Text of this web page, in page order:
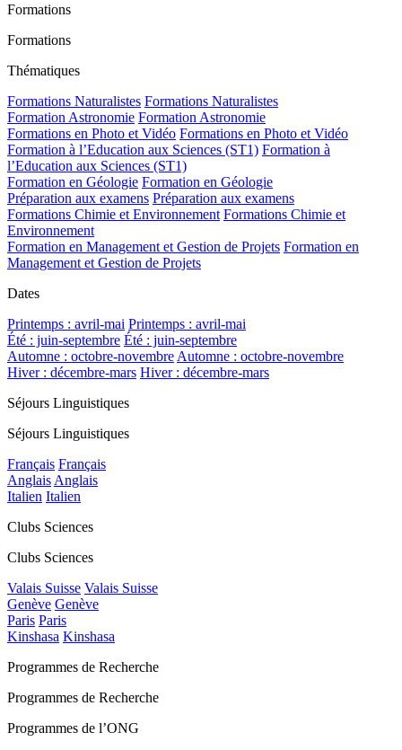
Formations
Formations
Thématiques
Formations Naturalistes Formations Naturalistes
Formation Astronomie Formation Astronomie
Formations en Photo et Vidéo Formations en Photo et Vidéo
Formation à l’Education aux Sciences (ST1) Formation à
l’Education aux Sciences (ST1)
Formation en Géologie Formation en Géologie
Préparation aux examens Préparation aux examens
Formations Chimie et Environnement Formations Chimie et
Environnement
Formation en Management et Gestion de Projets Formation en
Management et Gestion de Projets
Dates
Printemps : avril-mai Printemps : avril-mai
Été : juin-septembre Été : juin-septembre
Automne : octobre-novembre Automne : octobre-novembre
Hiver : décembre-mars Hiver : décembre-mars
Séjours Linguistiques
Séjours Linguistiques
Français Français
Anglais Anglais
Italien Italien
Clubs Sciences
Clubs Sciences
Valais Suisse Valais Suisse
Genève Genève
Paris Paris
Kinshasa Kinshasa
Programmes de Recherche
Programmes de Recherche
Programmes de l’ONG